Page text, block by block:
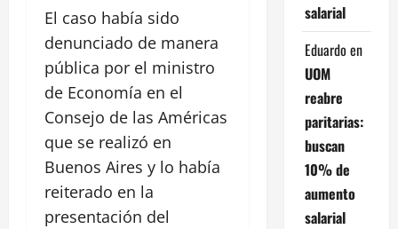
El caso había sido
denunciado de manera
pública por el ministro
de Economía en el
Consejo de las Américas
que se realizó en
Buenos Aires y lo había
reiterado en la
presentación del
salarial
Eduardo en
UOM
reabre
paritarias:
buscan
10% de
aumento
salarial